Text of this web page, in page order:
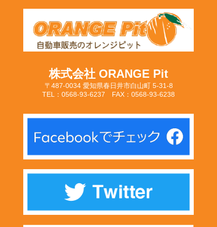
株式会社 ORANGE Pit
〒487-0034 愛知県春日井市白山町 5-31-8
TEL：0568-93-6237 FAX：0568-93-6238